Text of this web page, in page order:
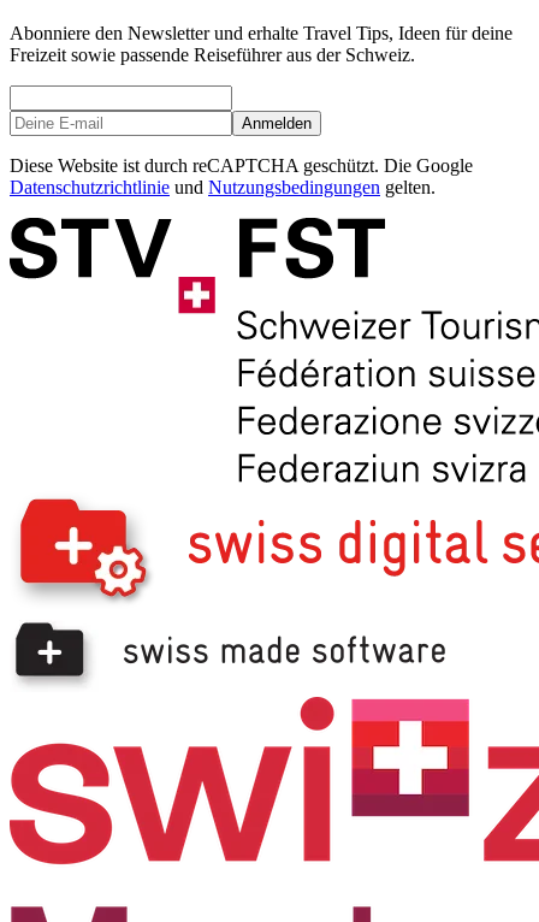
Abonniere den Newsletter und erhalte Travel Tips, Ideen für deine
Freizeit sowie passende Reiseführer aus der Schweiz.
Anmelden
Diese Website ist durch reCAPTCHA geschützt. Die Google
Datenschutzrichtlinie und Nutzungsbedingungen gelten.